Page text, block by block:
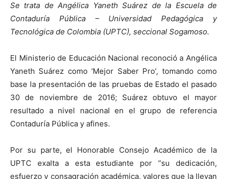
Se trata de Angélica Yaneth Suárez de la Escuela de
Contaduría Pública – Universidad Pedagógica y
Tecnológica de Colombia (UPTC), seccional Sogamoso.
El Ministerio de Educación Nacional reconoció a Angélica
Yaneth Suárez como ‘Mejor Saber Pro’, tomando como
base la presentación de las pruebas de Estado el pasado
30 de noviembre de 2016; Suárez obtuvo el mayor
resultado a nivel nacional en el grupo de referencia
Contaduría Pública y afines.
Por su parte, el Honorable Consejo Académico de la
UPTC exalta a esta estudiante por “su dedicación,
esfuerzo y consagración académica, valores que la llevan